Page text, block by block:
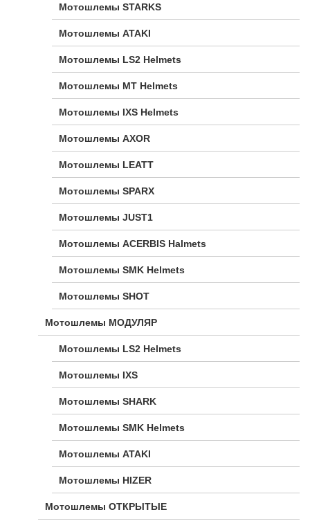
Мотошлемы STARKS
Мотошлемы ATAKI
Мотошлемы LS2 Helmets
Мотошлемы MT Helmets
Мотошлемы IXS Helmets
Мотошлемы AXOR
Мотошлемы LEATT
Мотошлемы SPARX
Мотошлемы JUST1
Мотошлемы ACERBIS Halmets
Мотошлемы SMK Helmets
Мотошлемы SHOT
Мотошлемы МОДУЛЯР
Мотошлемы LS2 Helmets
Мотошлемы IXS
Мотошлемы SHARK
Мотошлемы SMK Helmets
Мотошлемы ATAKI
Мотошлемы HIZER
Мотошлемы ОТКРЫТЫЕ